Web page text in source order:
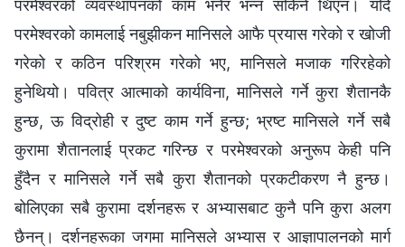
परमेश्‍वरको व्यवस्थापनको काम भनेर भन्‍न सकिने थिएन। यदि
परमेश्‍वरको कामलाई नबुझीकन मानिसले आफै प्रयास गरेको र खोजी
गरेको र कठिन परिश्रम गरेको भए, मानिसले मजाक गरिरहेको
हुनेथियो। पवित्र आत्माको कार्यविना, मानिसले गर्ने कुरा शैतानकै
हुन्छ, ऊ विद्रोही र दुष्ट काम गर्ने हुन्छ; भ्रष्ट मानिसले गर्ने सबै
कुरामा शैतानलाई प्रकट गरिन्छ र परमेश्‍वरको अनुरूप केही पनि
हुँदैन र मानिसले गर्ने सबै कुरा शैतानको प्रकटीकरण नै हुन्छ।
बोलिएका सबै कुरामा दर्शनहरू र अभ्यासबाट कुनै पनि कुरा अलग
छैनन्। दर्शनहरूका जगमा मानिसले अभ्यास र आज्ञापालनको मार्ग